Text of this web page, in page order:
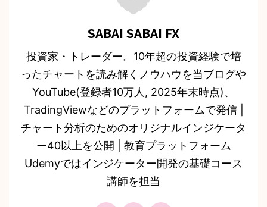
SABAI SABAI FX
投資家・トレーダー。10年超の投資経験で培
ったチャートを読み解くノウハウを当ブログや
YouTube(登録者10万人, 2025年末時点)、
TradingViewなどのプラットフォームで発信 |
チャート分析のためのオリジナルインジケータ
ー40以上を公開 | 教育プラットフォーム
Udemyではインジケーター開発の基礎コース
講師を担当